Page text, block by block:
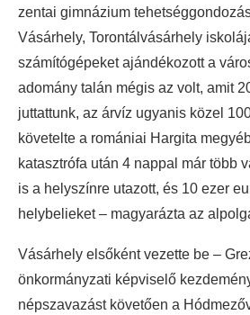
zentai gimnázium
Vásárhely, Torontálvásárhely
számítógépeket ajándékozott a
adomány talán mégis az volt, amit
juttattunk, az árvíz ugyanis közel
követelte a romániai Hargita
katasztrófa után 4 nappal már több
is a helyszínre utazott, és 10 ezer
helybelieket – magyarázta az
Vásárhely elsőként vezette be –
önkormányzati képviselő
népszavazást követően a